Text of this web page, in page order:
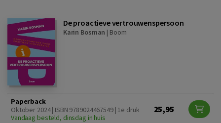
De proactieve vertrouwenspersoon
Karin Bosman | Boom
Paperback
Oktober 2024 | ISBN 9789024467549 | 1e druk
Vandaag besteld, dinsdag in huis
25,95